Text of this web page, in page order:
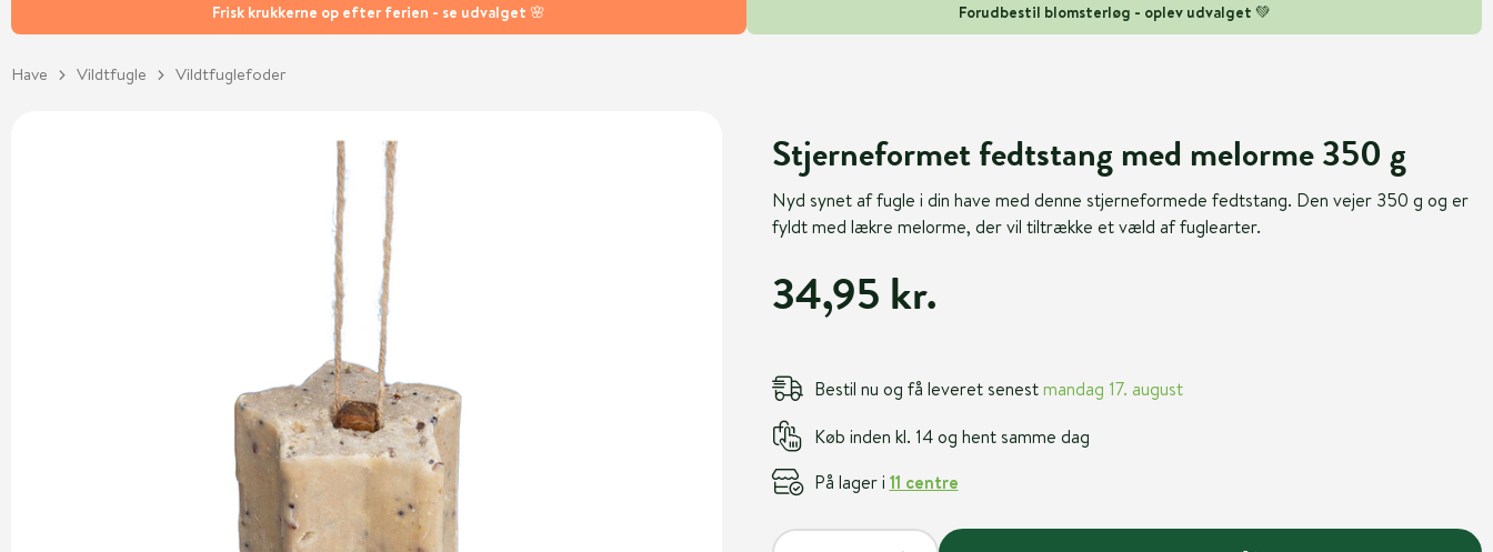
Frisk krukkerne op efter ferien - se udvalget 🌸 Forudbestil blomsterløg - oplev udvalget 💚
Have Vildtfugle Vildtfuglefoder
Stjerneformet fedtstang med melorme 350 g
Nyd synet af fugle i din have med denne stjerneformede fedtstang. Den vejer 350 g og er
fyldt med lækre melorme, der vil tiltrække et væld af fuglearter.
34,95 kr.
Bestil nu og få leveret senestmandag 17. august
Køb inden kl. 14 og hent samme dag
På lager i 11 centre